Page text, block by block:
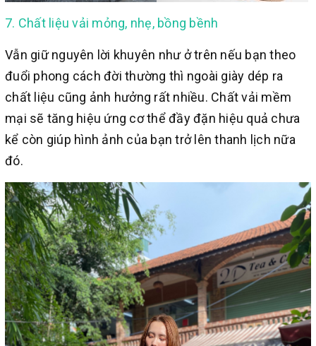
7. Chất liệu vải mỏng, nhẹ, bồng bềnh
Vẫn giữ nguyên lời khuyên như ở trên nếu bạn theo
đuổi phong cách đời thường thì ngoài giày dép ra
chất liệu cũng ảnh hưởng rất nhiều. Chất vải mềm
mại sẽ tăng hiệu ứng cơ thể đầy đặn hiệu quả chưa
kể còn giúp hình ảnh của bạn trở lên thanh lịch nữa
đó.